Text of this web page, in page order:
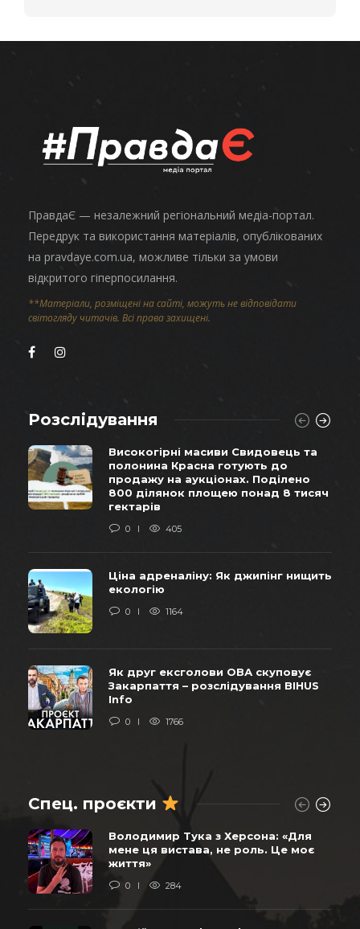
ПравдаЄ — незалежний регіональний медіа-портал.
Передрук та використання матеріалів, опублікованих
на pravdaye.com.ua, можливе тільки за умови
відкритого гіперпосилання.
**Матеріали, розміщені на сайті, можуть не відповідати
світогляду читачів. Всі права захищені.
Розслідування
Високогірні масиви Свидовець та
полонина Красна готують до
продажу на аукціонах. Поділено
800 ділянок площею понад 8 тисяч
гектарів
0 405
Ціна адреналіну: Як джипінг нищить
екологію
0 1164
Як друг ексголови ОВА скуповує
Закарпаття – розслідування BIHUS
Info
0 1766
Спец. проєкти
Володимир Тука з Херсона: «Для
мене ця вистава, не роль. Це моє
життя»
0 284